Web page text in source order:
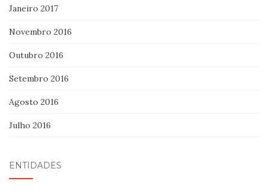
Janeiro 2017
Novembro 2016
Outubro 2016
Setembro 2016
Agosto 2016
Julho 2016
ENTIDADES